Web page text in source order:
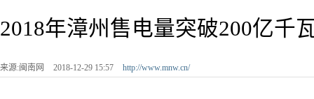
2018年漳州售电量突破200亿千
来源:闽南网 2018-12-29 15:57 http://www.mnw.cn/